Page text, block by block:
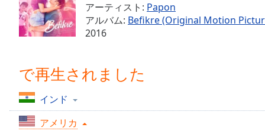
Playback
Rate
Chapters
Descriptions
descriptions
アーティスト: Papon
アルバム: Befikre (Original Motion
2016
で再生されました
インド
アメリカ